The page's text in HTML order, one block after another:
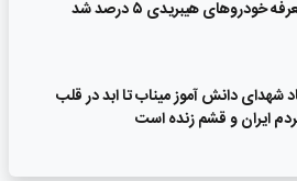
خودروهای هیبریدی ۵ درصد شد
شهدای دانش آموز میناب تا ابد در قلب
ایران و قشم زنده است